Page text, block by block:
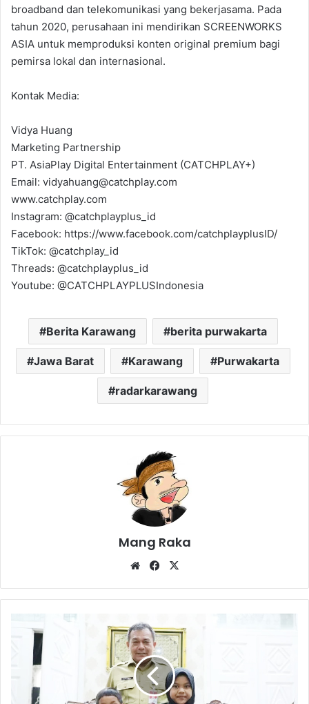
broadband dan telekomunikasi yang bekerjasama. Pada
tahun 2020, perusahaan ini mendirikan SCREENWORKS
ASIA untuk memproduksi konten original premium bagi
pemirsa lokal dan internasional.
Kontak Media:
Vidya Huang
Marketing Partnership
PT. AsiaPlay Digital Entertainment (CATCHPLAY+)
Email: vidyahuang@catchplay.com
www.catchplay.com
Instagram: @catchplayplus_id
Facebook: https://www.facebook.com/catchplayplusID/
TikTok: @catchplay_id
Threads: @catchplayplus_id
Youtube: @CATCHPLAYPLUSIndonesia
Berita Karawang berita purwakarta
Jawa Barat Karawang Purwakarta
radarkarawang
Mang Raka
WebsiteFacebook
Sabet
Emas
Kejurnas